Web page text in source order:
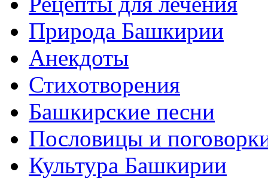
Природа Башкирии
Анекдоты
Стихотворения
Башкирские песни
Пословицы и
Культура Башкирии